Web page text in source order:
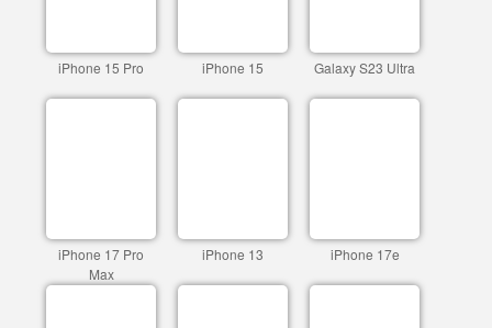
iPhone 15 Pro iPhone 15 Galaxy S23 Ultra
iPhone 17 Pro
Max
iPhone 13 iPhone 17e